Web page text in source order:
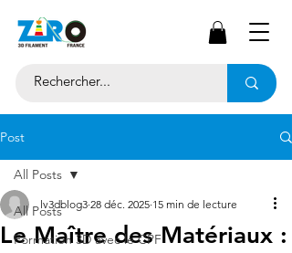
Post
All Posts
Formation 3D avec le CPF
All Posts
Le Maître des Matériaux :
lv3dblog3 28 déc. 2025 15 min de lecture